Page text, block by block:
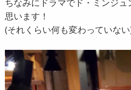
ちなみにドラマでド・ミンジ
思います！
(それくらい何も変わっていな